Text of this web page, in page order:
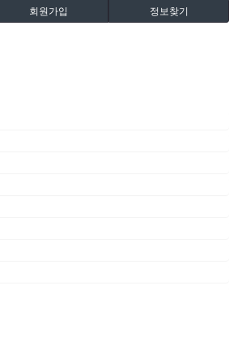
회원가입 정보찾기